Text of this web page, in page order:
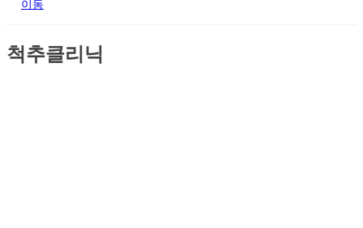
척추클리닉